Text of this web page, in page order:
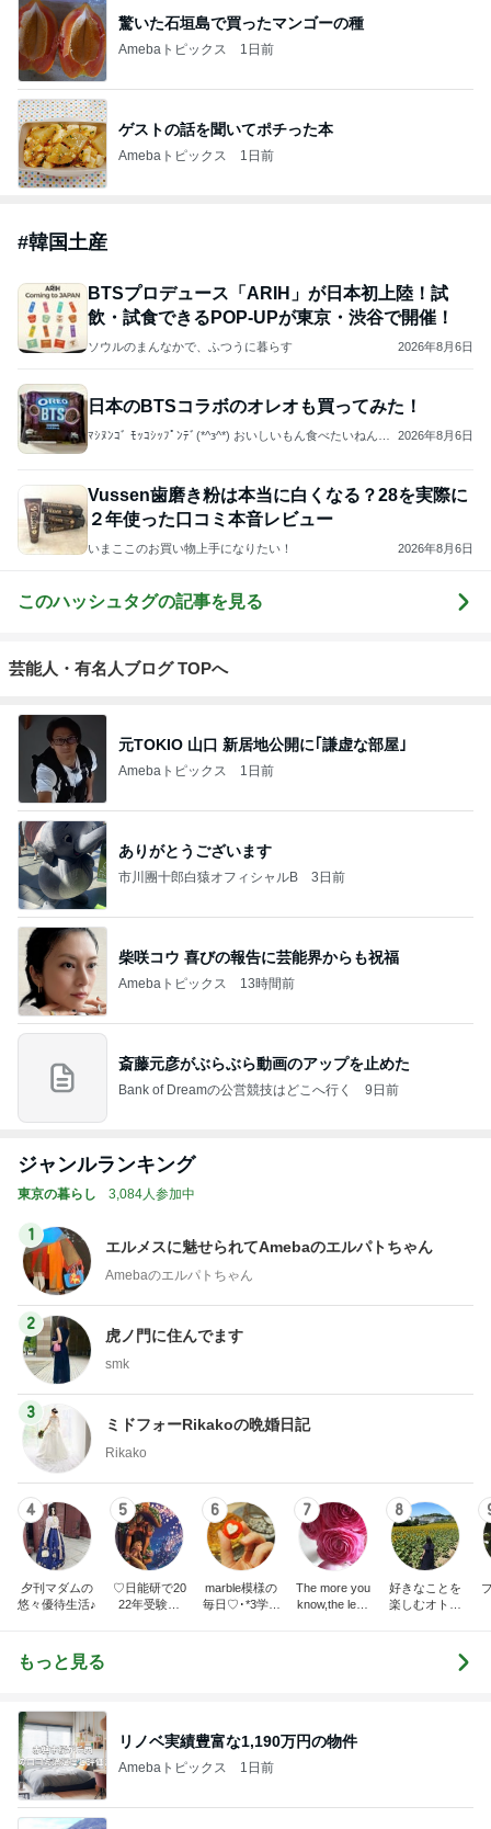
驚いた石垣島で買ったマンゴーの種
Amebaトピックス 1日前
ゲストの話を聞いてポチった本
Amebaトピックス 1日前
#韓国土産
BTSプロデュース「ARIH」が日本初上陸！試
飲・試食できるPOP-UPが東京・渋谷で開催！
ソウルのまんなかで、ふつうに暮らす 2026年8月6日
日本のBTSコラボのオレオも買ってみた！
ﾏｼﾇﾝｺﾞ ﾓｯｺｼｯﾌﾟﾝﾃﾞ(*^з^*) おいしいもん食べたいねんけ
2026年8月6日
Vussen歯磨き粉は本当に白くなる？28を実際に
２年使った口コミ本音レビュー
いまここのお買い物上手になりたい！ 2026年8月6日
このハッシュタグの記事を見る
芸能人・有名人ブログ TOPへ
元TOKIO 山口 新居地公開に｢謙虚な部屋｣
Amebaトピックス 1日前
ありがとうございます
市川團十郎白猿オフィシャルB 3日前
柴咲コウ 喜びの報告に芸能界からも祝福
Amebaトピックス 13時間前
斎藤元彦がぶらぶら動画のアップを止めた
Bank of Dreamの公営競技はどこへ行く 9日前
ジャンルランキング
東京の暮らし 3,084人参加中
1
エルメスに魅せられてAmebaのエルパトちゃん
Amebaのエルパトちゃん
2
虎ノ門に住んでます
smk
3
ミドフォーRikakoの晩婚日記
Rikako
4
夕刊マダムの
悠々優待生活♪
5
♡日能研で20
22年受験終
6
marble模様の
毎日♡･*3学年
7
The more you
know,the less
8
好きなことを
楽しむオトナ
もっと見る
リノベ実績豊富な1,190万円の物件
Amebaトピックス 1日前